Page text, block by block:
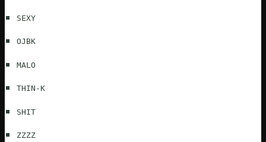
SEXY
OJBK
MALO
THIN-K
SHIT
ZZZZ